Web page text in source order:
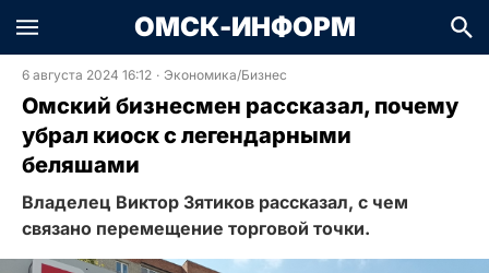
ОМСК-ИНФОРМ
6 августа 2024 16:12 · Экономика/Бизнес
Омский бизнесмен рассказал, почему
убрал киоск с легендарными
беляшами
Владелец Виктор Зятиков рассказал, с чем
связано перемещение торговой точки.